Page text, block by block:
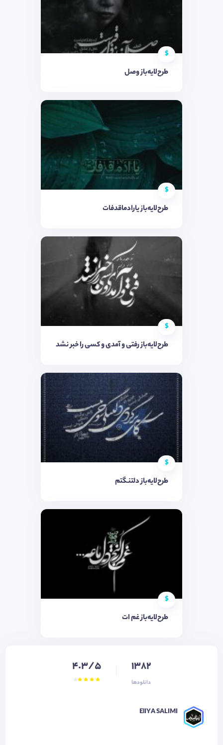
$
طرح‌لایه‌باز وصل
$
طرح‌لایه‌باز یارادماقدفات
$
طرح‌لایه‌باز رفتی و آمدی و کسی را خبر نشد
$
طرح‌لایه‌باز دلتنگتم
$
طرح‌لایه‌باز غم ات
1382
دانلودها
4.3/5
ElIYA SALIMI